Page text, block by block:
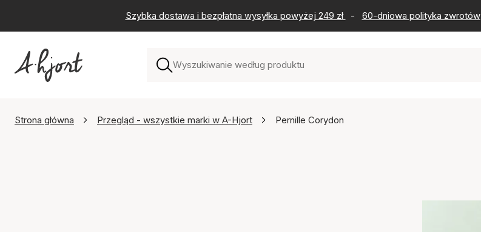
Szybka dostawa i bezpłatna wysyłka powyżej 249 zł - 60-dniowa polityka zwrotów
Strona główna Przegląd - wszystkie marki w A-Hjort Pernille Corydon